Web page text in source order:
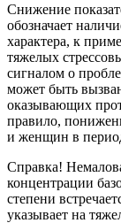
Снижение
обозначает
характера, к
тяжелых
сигналом о
может быть
оказывающих
правило,
и женщин в
Справка!
концентрации
степени
указывает на